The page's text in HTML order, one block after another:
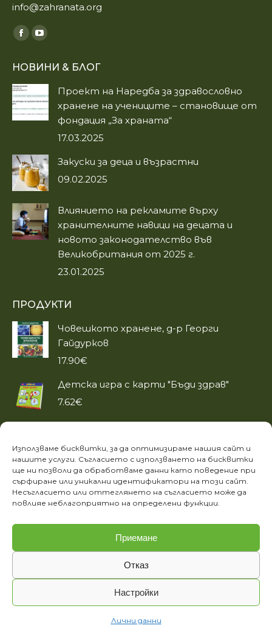
Използваме бисквитки, за да оптимизираме нашия сайт и
нашите услуги. Съгласието с използването на бисквитки
ще ни позволи да обработваме данни като поведение при
сърфиране или уникални идентификатори на този сайт.
Несъгласието или оттеглянето на съгласието може да
повлияе неблагоприятно на определени функции.
Приемане
Отказ
Настройки
Лични данни
info@zahranata.org
Find us on:
Facebook
opens
in
new
window
YouTube
opens
in
new
window
НОВИНИ & БЛОГ
Проект на Наредба за здравословно
хранене на учениците – становище от
фондация „За храната“
17.03.2025
Закуски за деца и възрастни
09.02.2025
Влиянието на рекламите върху
хранителните навици на децата и
новото законодателство във
Великобритания от 2025 г.
23.01.2025
ПРОДУКТИ
Човешкото хранене, д-р Георги
Гайдурков
17.90€
Детска игра с карти "Бъди здрав"
7.62€
12.78€
ИНФОРМАЦИЯ
Етичен кодекс на фондация „За храната“
powered byivexto